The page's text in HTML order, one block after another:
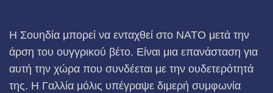
Η Σουηδία μπορεί να ενταχθεί στο ΝΑΤΟ μετά την
άρση του ουγγρικού βέτο. Είναι μια επανάσταση για
αυτή την χώρα που συνδέεται με την ουδετερότητά
της. Η Γαλλία μόλις υπέγραψε διμερή συμφωνία